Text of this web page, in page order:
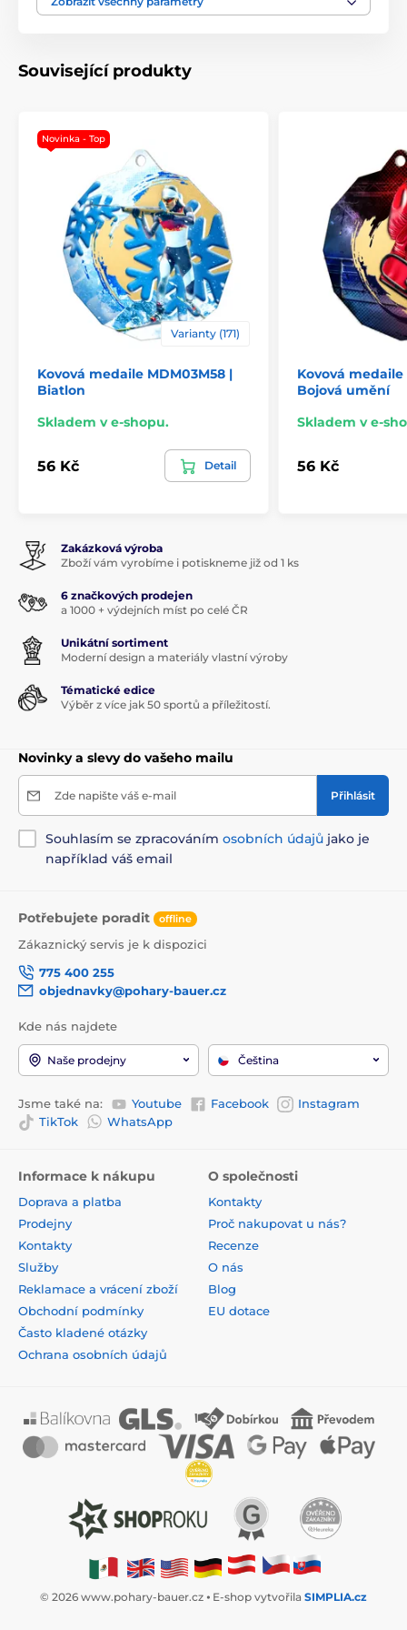
Související produkty
Novinka - Top
Varianty (171)
Kovová medaile MDM03M58 |
Biatlon
Skladem v e-shopu.
56 Kč Detail
Kovová medaile
Bojová umění
Skladem v e-
56 Kč
Zakázková výroba
Zboží vám vyrobíme i potiskneme již od 1 ks
6 značkových prodejen
a 1000 + výdejních míst po celé ČR
Unikátní sortiment
Moderní design a materiály vlastní výroby
Tématické edice
Výběr z více jak 50 sportů a příležitostí.
Novinky a slevy do vašeho mailu
Zde napište váš e-mail Přihlásit
Souhlasím se zpracováním osobních údajů jako je
například váš email
Potřebujete poradit offline
Zákaznický servis je k dispozici
775 400 255
objednavky@pohary-bauer.cz
Kde nás najdete
Naše prodejny Čeština
Jsme také na: Youtube Facebook
Instagram
TikTok
WhatsApp
Informace k nákupu
Doprava a platba
Prodejny
Kontakty
Služby
Reklamace a vrácení zboží
Obchodní podmínky
Často kladené otázky
Ochrana osobních údajů
O společnosti
Kontakty
Proč nakupovat u nás?
Recenze
O nás
Blog
EU dotace
© 2026 www.pohary-bauer.cz ⦁ E-shop vytvořila SIMPLIA.cz